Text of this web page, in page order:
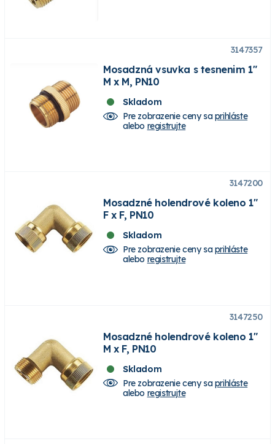
3147357
Mosadzná vsuvka s tesnenim 1"
M x M, PN10
Skladom
Pre zobrazenie ceny saprihláste
alebo registrujte
3147200
Mosadzné holendrové koleno 1"
F x F, PN10
Skladom
Pre zobrazenie ceny saprihláste
alebo registrujte
3147250
Mosadzné holendrové koleno 1"
M x F, PN10
Skladom
Pre zobrazenie ceny saprihláste
alebo registrujte